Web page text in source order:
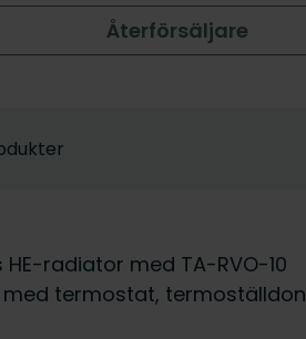
Återförsäljare
radiator med TA-RVO-10
med termostat, termoställdon